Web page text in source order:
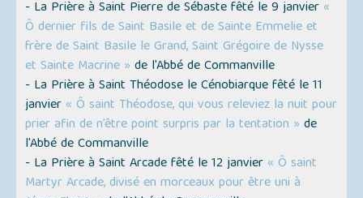
- La Prière à Saint Pierre de Sébaste fêté le 9 janvier «
Ô dernier fils de Saint Basile et de Sainte Emmelie et
frère de Saint Basile le Grand, Saint Grégoire de Nysse
et Sainte Macrine » de l'Abbé de Commanville
- La Prière à Saint Théodose le Cénobiarque fêté le 11
janvier « Ô saint Théodose, qui vous releviez la nuit pour
prier afin de n’être point surpris par la tentation » de
l'Abbé de Commanville
- La Prière à Saint Arcade fêté le 12 janvier « Ô saint
Martyr Arcade, divisé en morceaux pour être uni à